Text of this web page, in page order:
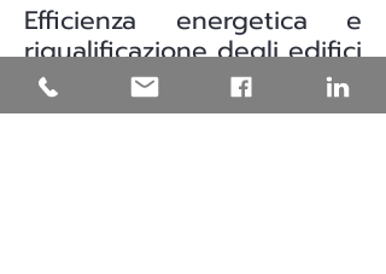
Efficienza energetica e
riqualificazione degli edifici
in Puglia
Una parte significativa del